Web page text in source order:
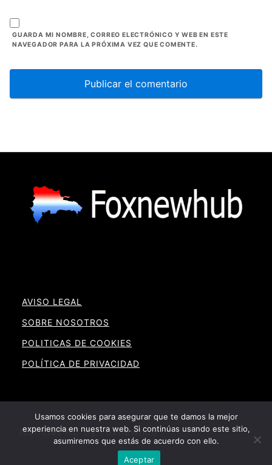
GUARDA MI NOMBRE, CORREO ELECTRÓNICO Y WEB EN ESTE
NAVEGADOR PARA LA PRÓXIMA VEZ QUE COMENTE.
AVISO LEGAL
SOBRE NOSOTROS
POLITICAS DE COOKIES
POLÍTICA DE PRIVACIDAD
Noticias RD By Foxnewhub
Usamos cookies para asegurar que te damos la mejor
experiencia en nuestra web. Si continúas usando este sitio,
asumiremos que estás de acuerdo con ello.
Aceptar